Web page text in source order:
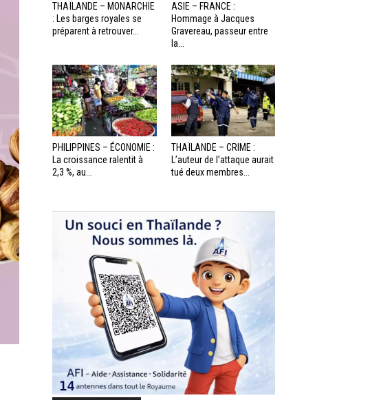
THAÏLANDE – MONARCHIE
: Les barges royales se
préparent à retrouver...
ASIE – FRANCE :
Hommage à Jacques
Gravereau, passeur entre
la...
PHILIPPINES – ÉCONOMIE :
La croissance ralentit à
2,3 %, au...
THAÏLANDE – CRIME :
L’auteur de l’attaque aurait
tué deux membres...